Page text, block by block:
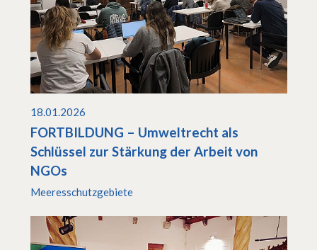
18.01.2026
FORTBILDUNG – Umweltrecht als
Schlüssel zur Stärkung der Arbeit von
NGOs
Meeresschutzgebiete